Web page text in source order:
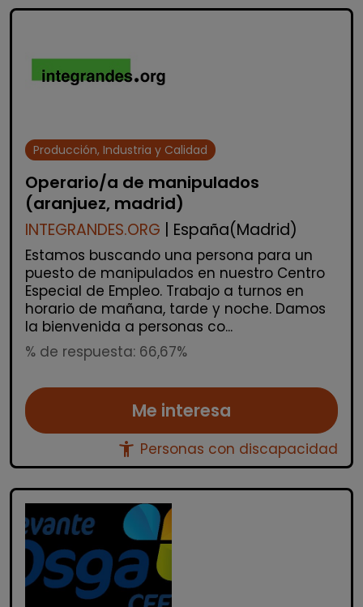
Producción, Industria y Calidad
Operario/a de manipulados
(aranjuez, madrid)
INTEGRANDES.ORG | España(Madrid)
Estamos buscando una persona para un
puesto de manipulados en nuestro Centro
Especial de Empleo. Trabajo a turnos en
horario de mañana, tarde y noche. Damos
la bienvenida a personas co...
% de respuesta: 66,67%
Me interesa
accessibility_new Personas con discapacidad